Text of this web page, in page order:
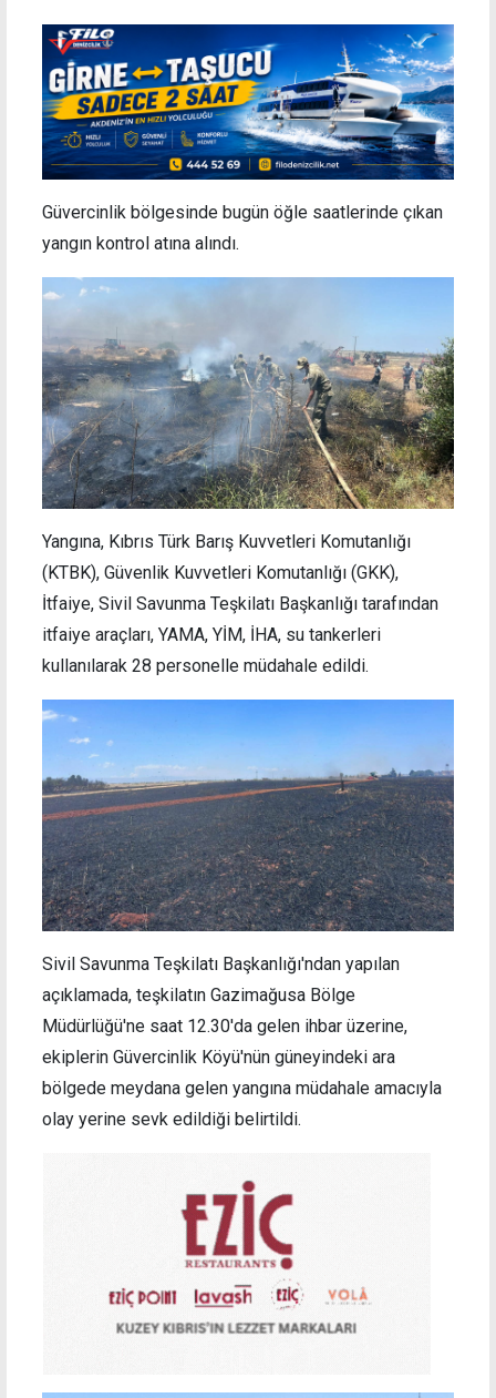
Güvercinlik bölgesinde bugün öğle saatlerinde çıkan
yangın kontrol atına alındı.
Yangına, Kıbrıs Türk Barış Kuvvetleri Komutanlığı
(KTBK), Güvenlik Kuvvetleri Komutanlığı (GKK),
İtfaiye, Sivil Savunma Teşkilatı Başkanlığı tarafından
itfaiye araçları, YAMA, YİM, İHA, su tankerleri
kullanılarak 28 personelle müdahale edildi.
Sivil Savunma Teşkilatı Başkanlığı'ndan yapılan
açıklamada, teşkilatın Gazimağusa Bölge
Müdürlüğü'ne saat 12.30'da gelen ihbar üzerine,
ekiplerin Güvercinlik Köyü'nün güneyindeki ara
bölgede meydana gelen yangına müdahale amacıyla
olay yerine sevk edildiği belirtildi.